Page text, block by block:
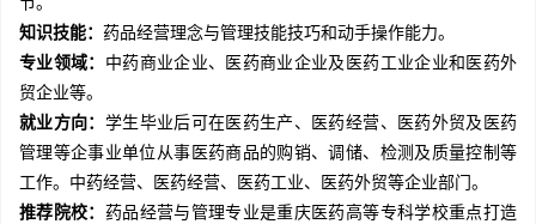
知识技能： 药品经营理念与管理技能技巧和动手操作能力。
专业领域：
中药商业企业、医药商业企业及医药工业企业和医药外
贸企业等。
就业方向： 学生毕业后可在医药生产、医药经营、医药外贸及医药
管理等企事业单位从事医药商品的购销、调储、检测及质量控制等
工作。中药经营、医药经营、医药工业、医药外贸等企业部门。
推荐院校：
药品经营与管理专业是重庆医药高等专科学校重点打造